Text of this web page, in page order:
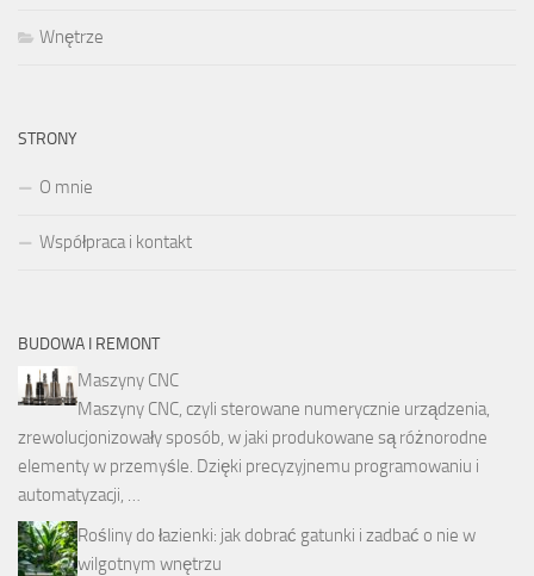
Wnętrze
STRONY
O mnie
Współpraca i kontakt
BUDOWA I REMONT
Maszyny CNC
Maszyny CNC, czyli sterowane numerycznie urządzenia,
zrewolucjonizowały sposób, w jaki produkowane są różnorodne
elementy w przemyśle. Dzięki precyzyjnemu programowaniu i
automatyzacji, …
Rośliny do łazienki: jak dobrać gatunki i zadbać o nie w
wilgotnym wnętrzu